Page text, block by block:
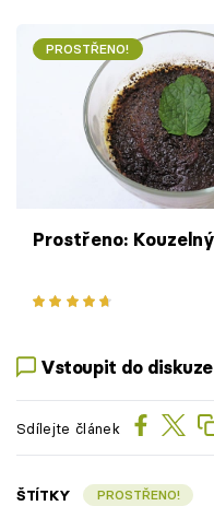
PROSTŘENO!
Prostřeno:
Vstoupit do diskuze
Sdílejte článek
ŠTÍTKY PROSTŘENO!